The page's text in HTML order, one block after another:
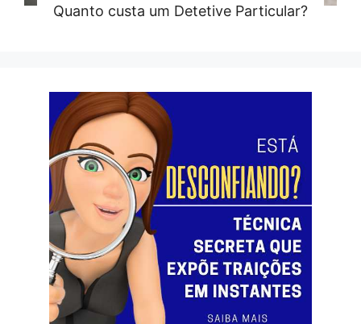
Quanto custa um Detetive Particular?